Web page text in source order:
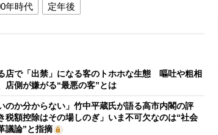
年時代 定年後
店で「出禁」になる客のトホホな生態 嘔吐や粗相
店側が嫌がる“最悪の客”とは
のか分からない」竹中平蔵氏が語る高市内閣の評
額控除はその場しのぎ」いま不可欠なのは“社会
議論”と指摘